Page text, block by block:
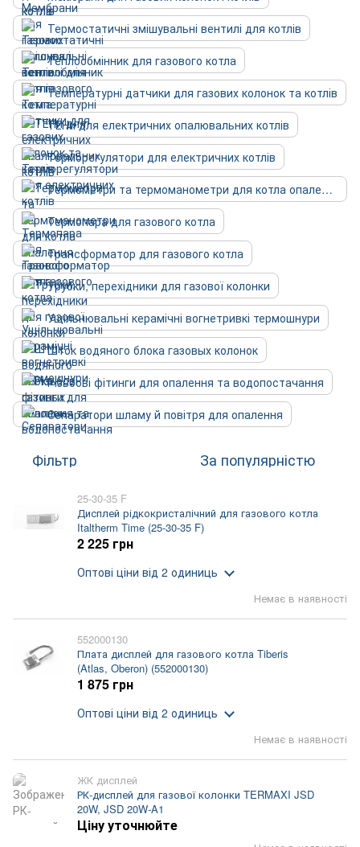
Термостатичні змішувальні вентилі для котлів
Теплообмінник для газового котла
Температурні датчики для газових колонок та котлів
ТЕНи для електричних опалювальних котлів
Терморегулятори для електричних котлів
Термометри та термоманометри для котла опалення
Термопара для газового котла
Трансформатор для газового котла
Трубки, перехідники для газової колонки
Ущільнювальні керамічні вогнетривкі термошнури
Шток водяного блока газовых колонок
Різьбові фітинги для опалення та водопостачання
Сепаратори шламу й повітря для опалення
Фільтр За популярністю
25-30-35 F
Дисплей рідкокристалічний для газового котла
Italtherm Time (25-30-35 F)
Немає в наявності
2 225 грн
Оптові ціни від 2 одиниць
552000130
Плата дисплей для газового котла Tiberis
(Atlas, Oberon) (552000130)
Немає в наявності
1 875 грн
Оптові ціни від 2 одиниць
ЖК дисплей
РК-дисплей для газової колонки TERMAXI JSD
20W, JSD 20W-A1
Ціну уточнюйте